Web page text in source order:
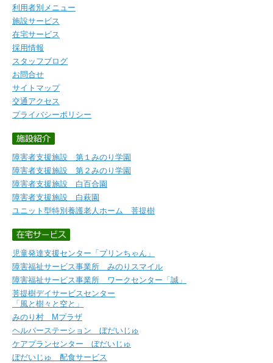
利用者別メニュー
施設サービス
在宅サービス
採用情報
スタッフブログ
お問合せ
サイトマップ
交通アクセス
プライバシーポリシー
障害者支援施設 第１みのり学園
障害者支援施設 第２みのり学園
障害者支援施設 白百合園
障害者支援施設 白萩園
ユニット型特別養護老人ホーム 菩提樹
児童発達支援センター「プリンちゃん」
障害福祉サービス事業所 みのりスマイル
障害福祉サービス事業所 ワークセンター「誠」
菩提樹デイサービスセンター
「風と樹々と空と」
みのり村 Mプラザ
ヘルパーステーション ぼだいじゅ
ケアプランセンター ぼだいじゅ
ぼだいじゅ 配食サービス